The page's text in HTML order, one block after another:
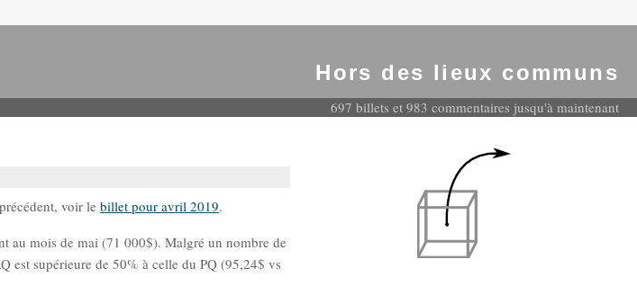
Hors des lieux communs
697 billets et 983 commentaires jusqu'à maintenant
voir lebillet pour avril 2019.
au mois de mai (71 000$). Malgré un nombre de
est supérieure de 50% à celle du PQ (95,24$ vs